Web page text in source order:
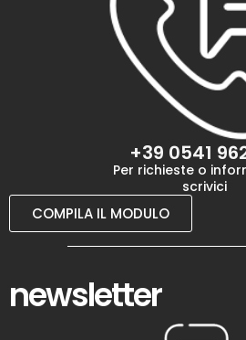
+39 0541
Per richieste o
scrivici
COMPILA IL MODULO
newsletter